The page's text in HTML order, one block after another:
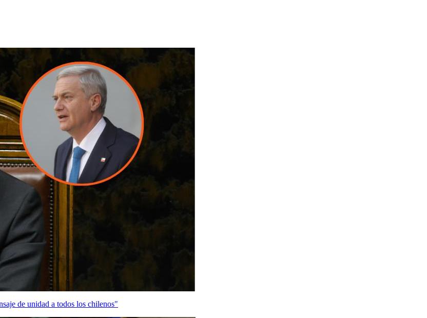
de unidad a todos los chilenos"